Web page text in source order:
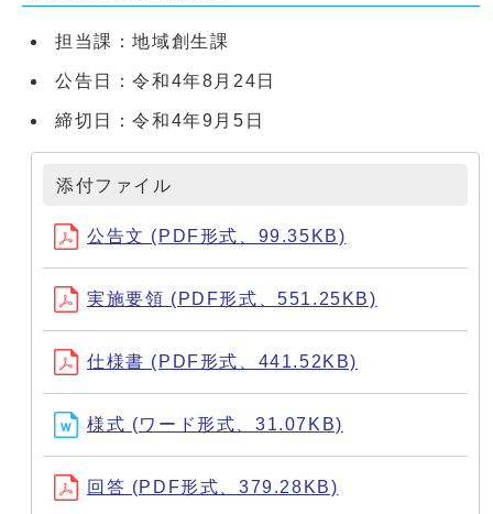
担当課：地域創生課
公告日：令和4年8月24日
締切日：令和4年9月5日
添付ファイル
公告文 (PDF形式、99.35KB)
実施要領 (PDF形式、551.25KB)
仕様書 (PDF形式、441.52KB)
様式 (ワード形式、31.07KB)
回答 (PDF形式、379.28KB)